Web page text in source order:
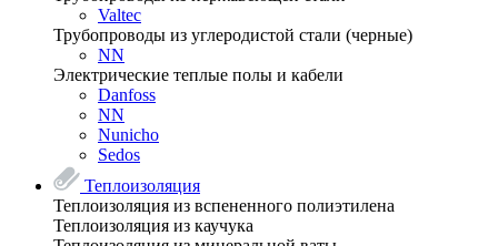
Valtec
Трубопроводы из углеродистой стали (черные)
NN
Электрические теплые полы и кабели
Danfoss
NN
Nunicho
Sedos
Теплоизоляция
Теплоизоляция из вспененного полиэтилена
Теплоизоляция из каучука